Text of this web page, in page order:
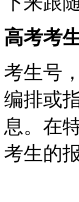
高考考
考生号
编排或
息。在
考生的